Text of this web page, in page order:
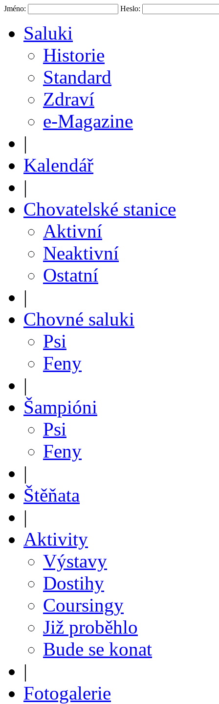
Jméno: Heslo:
Saluki
Historie
Standard
Zdraví
e-Magazine
|
Kalendář
|
Chovatelské stanice
Aktivní
Neaktivní
Ostatní
|
Chovné saluki
Psi
Feny
|
Šampióni
Psi
Feny
|
Štěňata
|
Aktivity
Výstavy
Dostihy
Coursingy
Již proběhlo
Bude se konat
|
Fotogalerie